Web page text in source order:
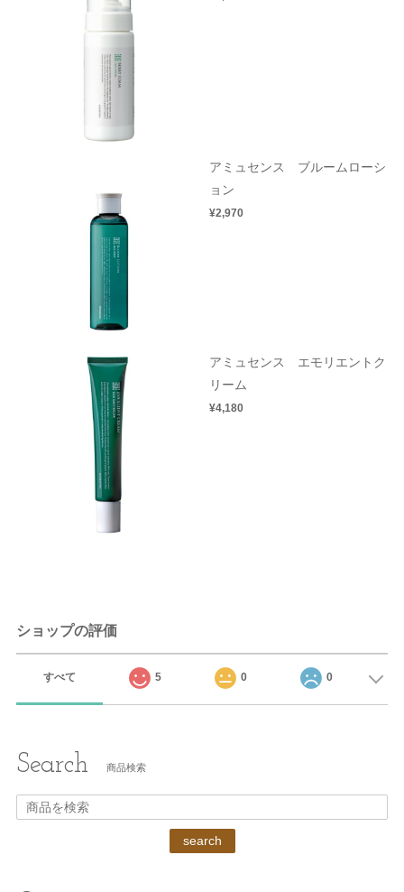
アミュセンス ブルームローシ
ョン
¥2,970
アミュセンス エモリエントク
リーム
¥4,180
ショップの評価
すべて 5 0 0
Search 商品検索
search